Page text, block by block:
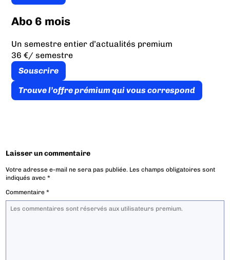
Abo 6 mois
Un semestre entier d’actualités premium
36 €/ semestre
Souscrire
Trouve l’offre prémium qui vous correspond
Laisser un commentaire
Votre adresse e-mail ne sera pas publiée. Les champs obligatoires sont
indiqués avec*
Commentaire*